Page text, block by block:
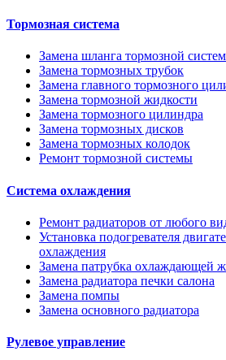
Тормозная система
Замена шланга тормозной
Замена тормозных трубок
Замена главного тормозного
Замена тормозной жидкости
Замена тормозного цилиндра
Замена тормозных дисков
Замена тормозных колодок
Ремонт тормозной системы
Система охлаждения
Ремонт радиаторов от любого
Установка подогревателя
охлаждения
Замена патрубка охлаждающей
Замена радиатора печки салона
Замена помпы
Замена основного радиатора
Рулевое управление